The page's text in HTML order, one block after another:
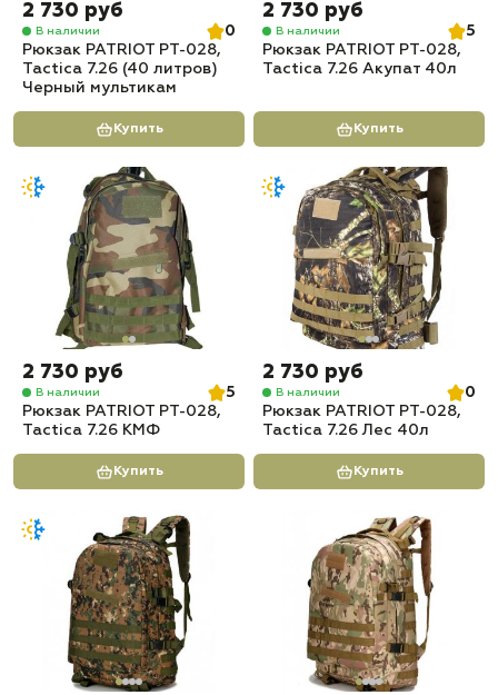
2 730 руб
В наличии
0
Рюкзак PATRIOT РТ-028,
Tactica 7.26 (40 литров)
Черный мультикам
Купить
2 730 руб
В наличии
5
Рюкзак PATRIOT РТ-028,
Tactica 7.26 Акупат 40л
Купить
2 730 руб
В наличии
5
Рюкзак PATRIOT РТ-028,
Tactica 7.26 КМФ
Купить
2 730 руб
В наличии
0
Рюкзак PATRIOT РТ-028,
Tactica 7.26 Лес 40л
Купить